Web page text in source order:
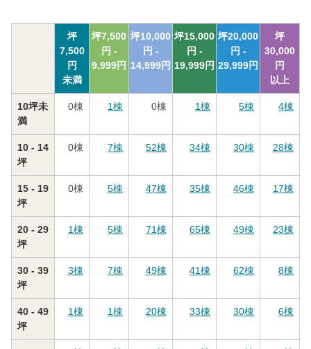
坪
7,500
円
未満
坪7,500
円 -
9,999円
坪10,000
円 -
14,999円
坪15,000
円 -
19,999円
坪20,000
円 -
29,999円
坪
30,000
円
以上
10坪未
満
0棟 1棟 0棟 1棟 5棟 4棟
10 - 14
坪
0棟 7棟 52棟 34棟 30棟 28棟
15 - 19
坪
0棟 5棟 47棟 35棟 46棟 17棟
20 - 29
坪
1棟 5棟 71棟 65棟 49棟 23棟
30 - 39
坪
3棟 7棟 49棟 41棟 62棟 8棟
40 - 49
坪
1棟 1棟 20棟 33棟 30棟 6棟